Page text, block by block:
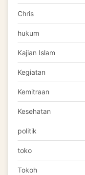
Chris
hukum
Kajian Islam
Kegiatan
Kemitraan
Kesehatan
politik
toko
Tokoh